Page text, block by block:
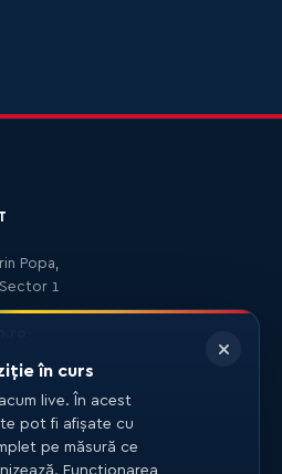
în curs
live. În acest
pot fi afișate cu
pe măsură ce
Funcționarea
Popa,
1